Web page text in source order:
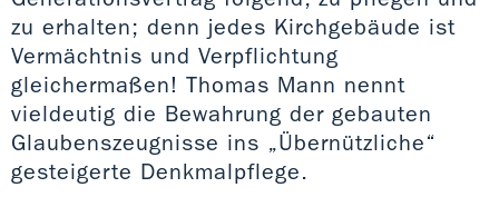
zu erhalten; denn jedes Kirchgebäude ist
Vermächtnis und Verpflichtung
gleichermaßen! Thomas Mann nennt
vieldeutig die Bewahrung der gebauten
Glaubenszeugnisse ins „Übernützliche“
gesteigerte Denkmalpflege.